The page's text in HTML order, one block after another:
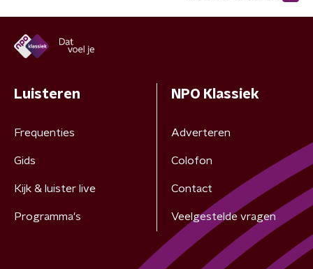
Luisteren
Frequenties
Gids
Kijk & luister live
Programma's
NPO Klassiek
Adverteren
Colofon
Contact
Veelgestelde vragen